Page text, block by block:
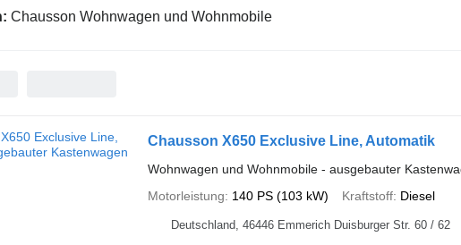
Chausson Wohnwagen und Wohnmobile
Chausson X650 Exclusive Line, Automatik
Wohnwagen und Wohnmobile - ausgebauter
Motorleistung
140 PS (103 kW) Kraftstoff Diesel
Deutschland, 46446 Emmerich Duisburger Str. 60 / 62